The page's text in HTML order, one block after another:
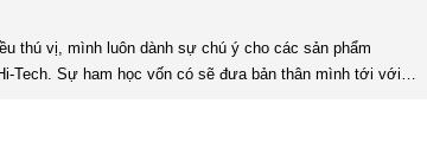
Tech. Sự ham học vốn có sẽ đưa bản thân mình tới với